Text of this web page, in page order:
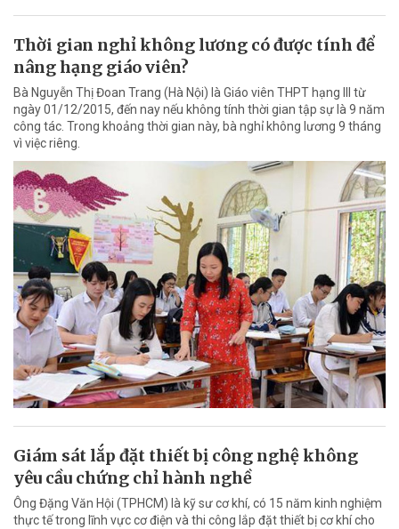
Thời gian nghỉ không lương có được tính để
nâng hạng giáo viên?
Bà Nguyễn Thị Đoan Trang (Hà Nội) là Giáo viên THPT hạng III từ
ngày 01/12/2015, đến nay nếu không tính thời gian tập sự là 9 năm
công tác. Trong khoảng thời gian này, bà nghỉ không lương 9 tháng
vì việc riêng.
Giám sát lắp đặt thiết bị công nghệ không
yêu cầu chứng chỉ hành nghề
Ông Đặng Văn Hội (TPHCM) là kỹ sư cơ khí, có 15 năm kinh nghiệm
thực tế trong lĩnh vực cơ điện và thi công lắp đặt thiết bị cơ khí cho